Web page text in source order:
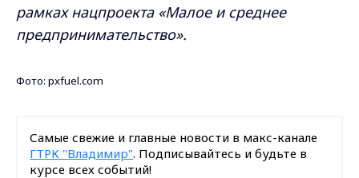
рамках нацпроекта «Малое и среднее
предпринимательство».
Фото: pxfuel.com
Самые свежие и главные новости в макс-канале
ГТРК "Владимир". Подписывайтесь и будьте в
курсе всех событий!